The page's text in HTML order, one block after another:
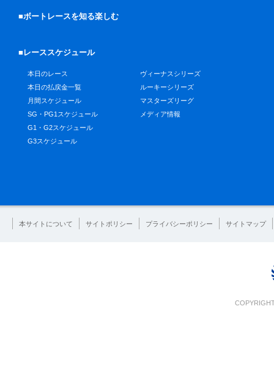
■ボートレースを知る楽しむ
■レーススケジュール
本日のレース
本日の払戻金一覧
月間スケジュール
SG・PG1スケジュール
G1・G2スケジュール
G3スケジュール
ヴィーナスシリーズ
ルーキーシリーズ
マスターズリーグ
メディア情報
本サイトについて サイトポリシー プライバシーポリシー サイトマップ